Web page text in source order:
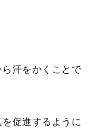
汗をかくことで
促進するように